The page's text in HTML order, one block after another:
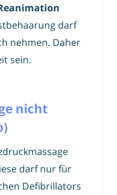
darf
nehmen. Daher
sein.
nicht
darf nur für
Defibrillators